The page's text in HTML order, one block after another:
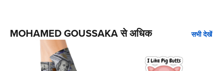
MOHAMED GOUSSAKA से अधिक सभी देखें